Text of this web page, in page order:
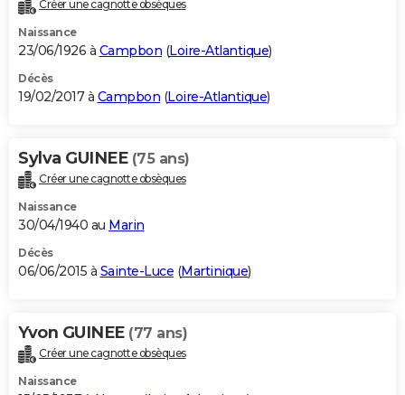
Créer une cagnotte obsèques
Naissance
23/06/1926 à Campbon (Loire-Atlantique)
Décès
19/02/2017 à Campbon (Loire-Atlantique)
Sylva GUINEE (75 ans)
Créer une cagnotte obsèques
Naissance
30/04/1940 au Marin
Décès
06/06/2015 à Sainte-Luce (Martinique)
Yvon GUINEE (77 ans)
Créer une cagnotte obsèques
Naissance